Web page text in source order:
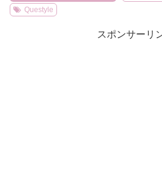
Questyle
スポンサーリ